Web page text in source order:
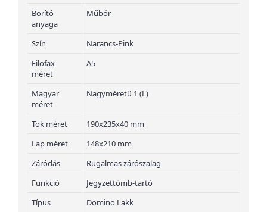
Borító
anyaga
Műbőr
Szín
Narancs-Pink
Filofax
méret
A5
Magyar
méret
Nagyméretű 1 (L)
Tok méret
190x235x40 mm
Lap méret
148x210 mm
Záródás
Rugalmas zárószalag
Funkció
Jegyzettömb-tartó
Típus
Domino Lakk